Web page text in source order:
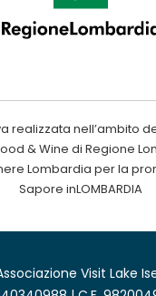
realizzata nell’ambito
& Wine di Regione
Lombardia per la
Sapore inLOMBARDIA
Visit Lake